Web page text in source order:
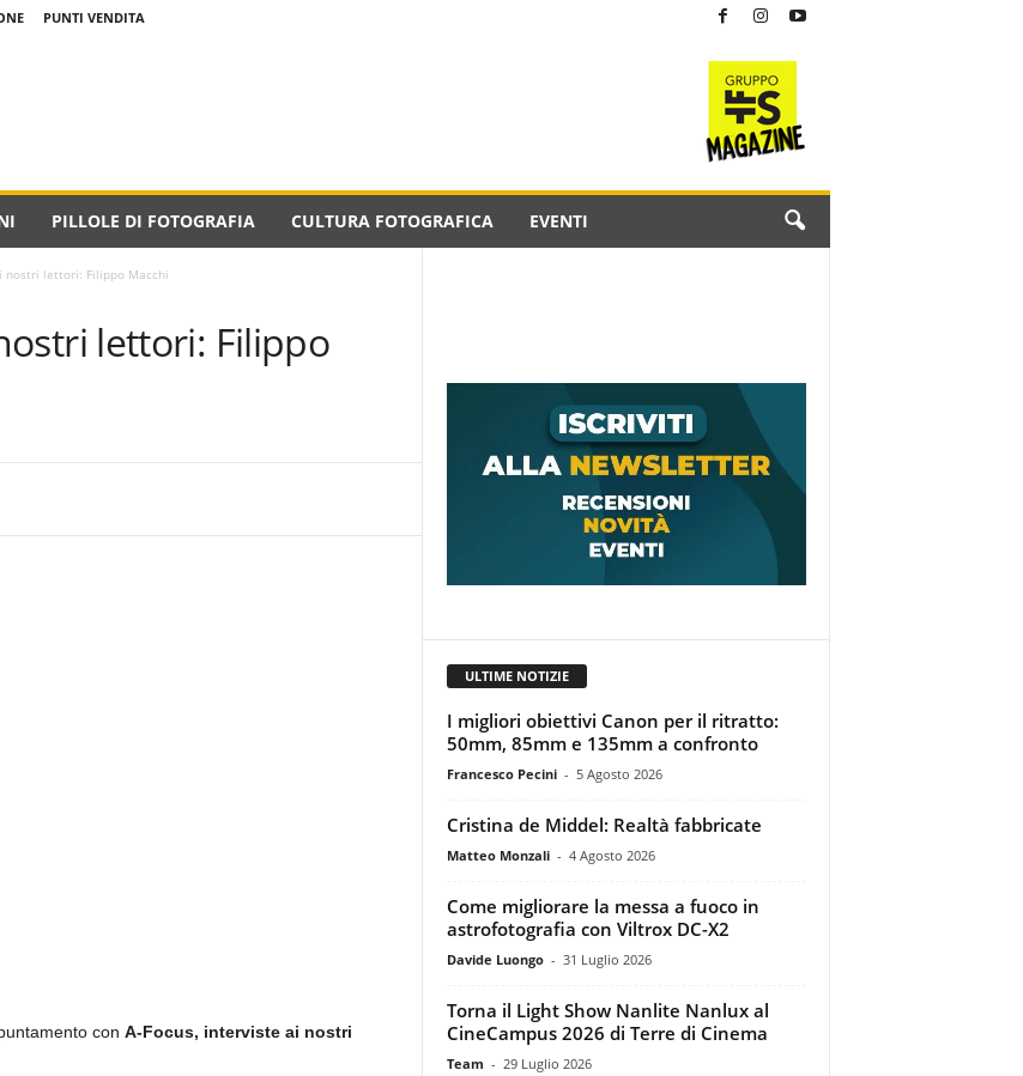
PUNTI VENDITA
PILLOLE DI FOTOGRAFIA CULTURA FOTOGRAFICA EVENTI
nostri lettori: Filippo Macchi
lettori: Filippo
con A-Focus, interviste ai nostri
ULTIME NOTIZIE
I migliori obiettivi Canon per il ritratto:
50mm, 85mm e 135mm a confronto
Francesco Pecini - 5 Agosto 2026
Cristina de Middel: Realtà fabbricate
Matteo Monzali - 4 Agosto 2026
Come migliorare la messa a fuoco in
astrofotografia con Viltrox DC-X2
Davide Luongo - 31 Luglio 2026
Torna il Light Show Nanlite Nanlux al
CineCampus 2026 di Terre di Cinema
Team - 29 Luglio 2026